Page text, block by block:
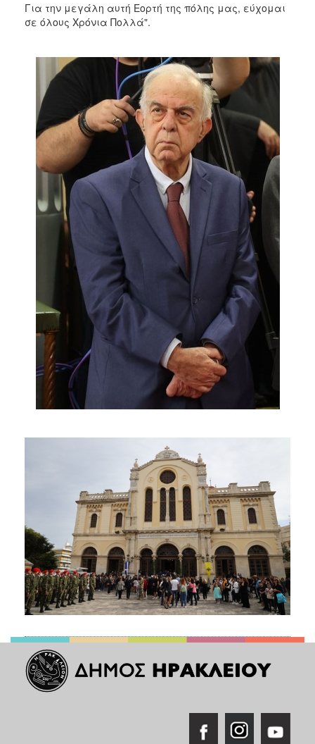
Για την μεγάλη αυτή Εορτή της πόλης μας, εύχομαι
σε όλους Χρόνια Πολλά".